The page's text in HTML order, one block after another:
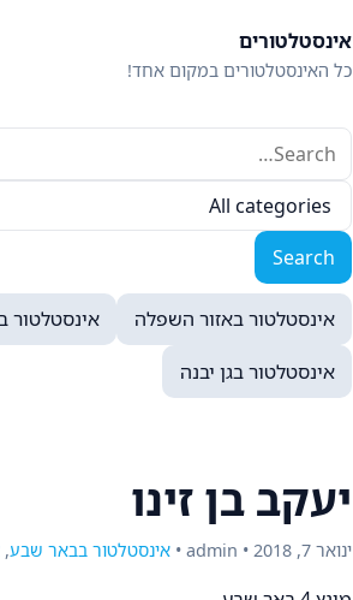
אינסטלטורים
כל האינסטלטורים במקום אחד!
Search
for:
Filter
by
category
Search
אינסטלטור באזור השפלה אינסטלטור
אינסטלטור בגן יבנה
יעקב בן זינו
ינואר 7, 2018 • admin • אינסטלטור בבאר שבע,